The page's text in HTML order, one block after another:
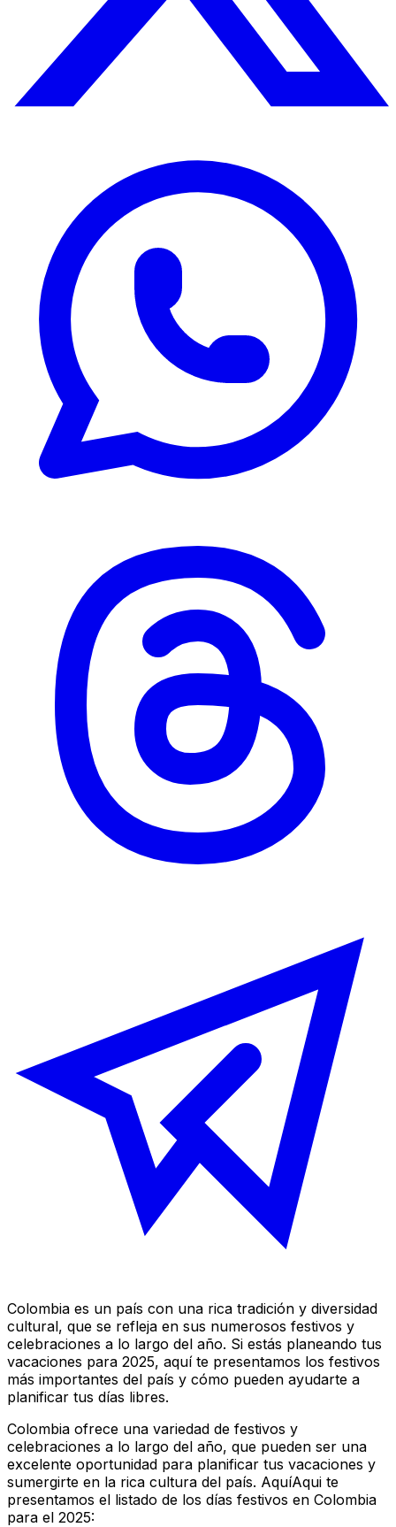
Colombia es un país con una rica tradición y diversidad
cultural, que se refleja en sus numerosos festivos y
celebraciones a lo largo del año. Si estás planeando tus
vacaciones para 2025, aquí te presentamos los festivos
más importantes del país y cómo pueden ayudarte a
planificar tus días libres.
Colombia ofrece una variedad de festivos y
celebraciones a lo largo del año, que pueden ser una
excelente oportunidad para planificar tus vacaciones y
sumergirte en la rica cultura del país. AquíAqui te
presentamos el listado de los días festivos en Colombia
para el 2025: